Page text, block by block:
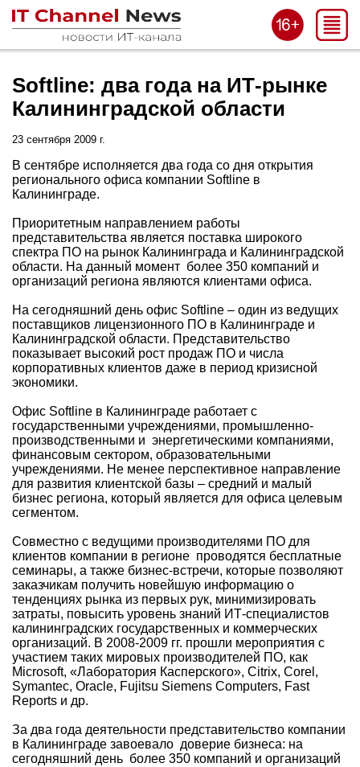
Softline: два года на ИТ-рынке
Калининградской области
23 сентября 2009 г.
В сентябре исполняется два года со дня открытия
регионального офиса компании Softline в
Калининграде.
Приоритетным направлением работы
представительства является поставка широкого
спектра ПО на рынок Калининграда и Калининградской
области. На данный момент более 350 компаний и
организаций региона являются клиентами офиса.
На сегодняшний день офис Softline – один из ведущих
поставщиков лицензионного ПО в Калининграде и
Калининградской области. Представительство
показывает высокий рост продаж ПО и числа
корпоративных клиентов даже в период кризисной
экономики.
Офис Softline в Калининграде работает с
государственными учреждениями, промышленно-
производственными и энергетическими компаниями,
финансовым сектором, образовательными
учреждениями. Не менее перспективное направление
для развития клиентской базы – средний и малый
бизнес региона, который является для офиса целевым
сегментом.
Совместно с ведущими производителями ПО для
клиентов компании в регионе проводятся бесплатные
семинары, а также бизнес-встречи, которые позволяют
заказчикам получить новейшую информацию о
тенденциях рынка из первых рук, минимизировать
затраты, повысить уровень знаний ИТ-специалистов
калининградских государственных и коммерческих
организаций. В 2008-2009 гг. прошли мероприятия с
участием таких мировых производителей ПО, как
Microsoft, «Лаборатория Касперского», Citrix, Corel,
Symantec, Oracle, Fujitsu Siemens Computers, Fast
Reports и др.
За два года деятельности представительство компании
в Калининграде завоевало доверие бизнеса: на
сегодняшний день более 350 компаний и организаций